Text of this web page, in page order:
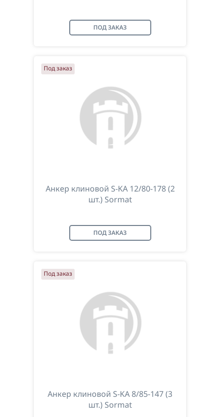
ПОД ЗАКАЗ
Анкер клиновой S-KA 12/80-178 (2
шт.) Sormat
ПОД ЗАКАЗ
Под заказ
Анкер клиновой S-KA 8/85-147 (3
шт.) Sormat
Под заказ